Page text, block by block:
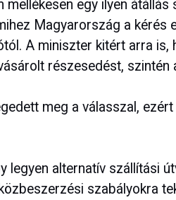
mellékesen egy ilyen
Magyarország a kérés
A miniszter kitért arra is,
részesedést, szintén
meg a válasszal,
legyen alternatív szállítási
szabályokra